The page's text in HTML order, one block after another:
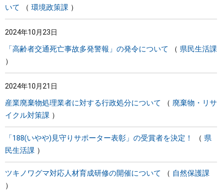
いて
環境政策課
2024年10月23日
「高齢者交通死亡事故多発警報」の発令について 県民生活課
2024年10月21日
産業廃棄物処理業者に対する行政処分について
廃棄物・リサ
イクル対策課
「188(いやや)見守りサポーター表彰」の受賞者を決定！
県
民生活課
ツキノワグマ対応人材育成研修の開催について 自然保護課